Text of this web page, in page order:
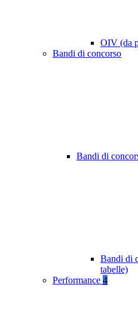
OIV (da
Bandi di concorso
Bandi di
Bandi di
tabelle)
Performance 4